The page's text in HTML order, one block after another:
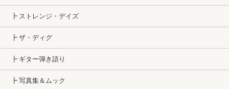
┣ ストレンジ・デイズ
┣ ザ・ディグ
┣ ギター弾き語り
┣ 写真集＆ムック